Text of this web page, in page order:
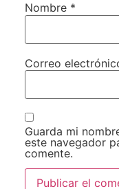
Nombre *
Correo
Guarda mi
este navegador
comente.